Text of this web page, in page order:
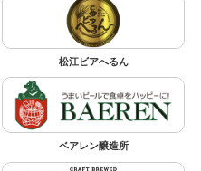
松江ビアへるん
ベアレン醸造所